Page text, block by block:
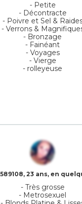
- Petite
- Décontracte
- Poivre et Sel &
- Verrons &
- Bronzage
- Fainéant
- Voyages
- Vierge
- rolleyeuse
23 ans, en
- Très grosse
- Metrosexuel